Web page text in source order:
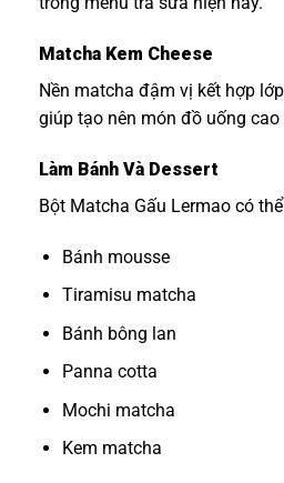
Matcha Kem Cheese
Nền matcha đậm vị kết hợp
giúp tạo nên món đồ uống cao
Làm Bánh Và Dessert
Bột Matcha Gấu Lermao có
Bánh mousse
Tiramisu matcha
Bánh bông lan
Panna cotta
Mochi matcha
Kem matcha